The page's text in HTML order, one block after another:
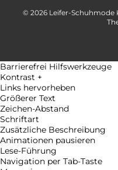
© 2026 Leifer-Schuhmode
Barrierefrei Hilfswerkzeuge
Kontrast +
Links hervorheben
Größerer Text
Zeichen-Abstand
Schriftart
Zusätzliche Beschreibung
Animationen pausieren
Lese-Führung
Navigation per Tab-Taste